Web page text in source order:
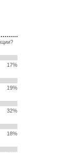
17%
19%
32%
18%